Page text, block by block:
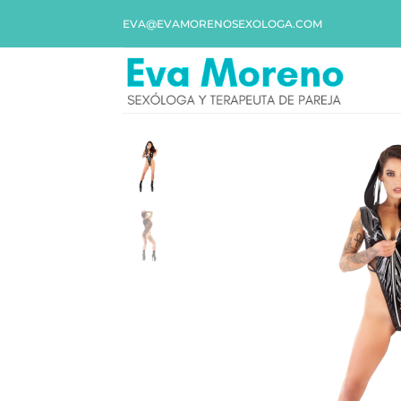
EVA@EVAMORENOSEXOLOGA.COM